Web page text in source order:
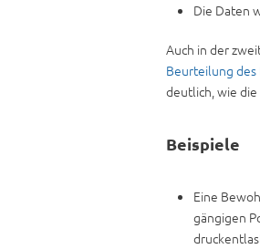
Die Daten
Auch in der
Beurteilung
deutlich, wie
Beispiele
Eine
gängigen